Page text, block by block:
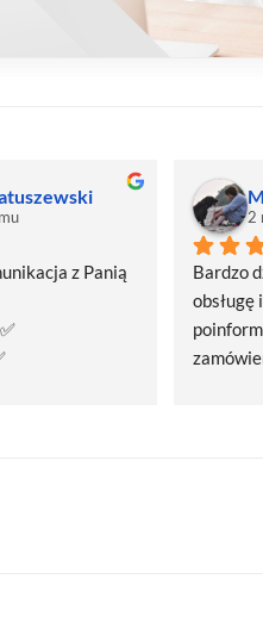
z Panią
2
Bardzo
obsługę